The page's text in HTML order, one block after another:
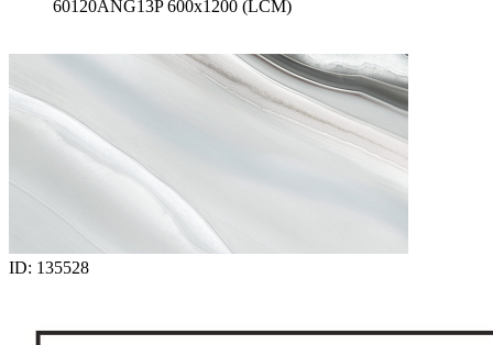
60120ANG13P 600x1200 (LCM)
ID: 135528